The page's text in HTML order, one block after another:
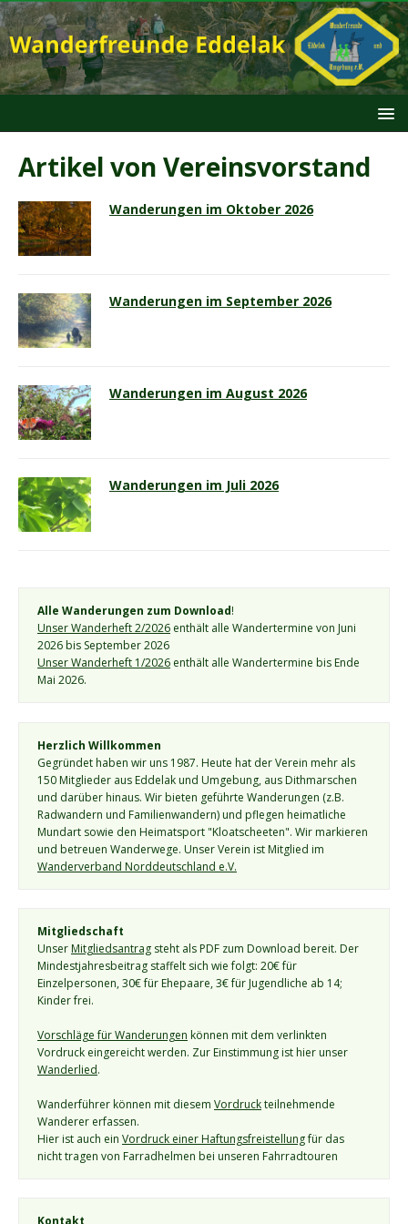
Artikel von Vereinsvorstand
Wanderungen im Oktober 2026
Wanderungen im September 2026
Wanderungen im August 2026
Wanderungen im Juli 2026
Alle Wanderungen zum Download!
Unser Wanderheft 2/2026 enthält alle Wandertermine von Juni
2026 bis September 2026
Unser Wanderheft 1/2026 enthält alle Wandertermine bis Ende
Mai 2026.
Herzlich Willkommen
Gegründet haben wir uns 1987. Heute hat der Verein mehr als
150 Mitglieder aus Eddelak und Umgebung, aus Dithmarschen
und darüber hinaus. Wir bieten geführte Wanderungen (z.B.
Radwandern und Familienwandern) und pflegen heimatliche
Mundart sowie den Heimatsport "Kloatscheeten". Wir markieren
Wanderverband Norddeutschland e.V.
Mitgliedschaft
Unser Mitgliedsantrag steht als PDF zum Download bereit. Der
Mindestjahresbeitrag staffelt sich wie folgt: 20€ für
Einzelpersonen, 30€ für Ehepaare, 3€ für Jugendliche ab 14;
Kinder frei.
Vorschläge für Wanderungen können mit dem verlinkten
Wanderlied.
Wanderführer können mit diesem Vordruck teilnehmende
Wanderer erfassen.
Hier ist auch ein Vordruck einer Haftungsfreistellung für das
nicht tragen von Farradhelmen bei unseren Fahrradtouren